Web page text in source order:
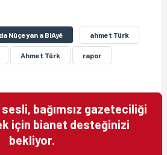
Nûçeyan a BIAyê ahmet Türk
Ahmet Tûrk rapor
bağımsız gazeteciliği
için bianet desteğinizi
bekliyor.